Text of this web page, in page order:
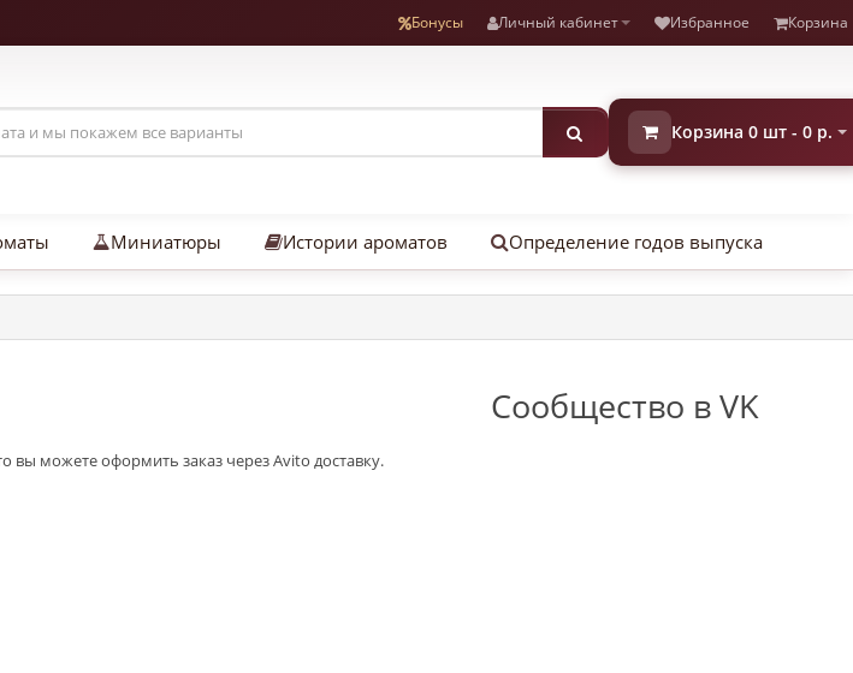
Бонусы Личный кабинет Избранное Корзина
Корзина 0 шт - 0 р.
Миниатюры Истории ароматов Определение годов выпуска
вы можете оформить заказ через Avito доставку.
Сообщество в VK